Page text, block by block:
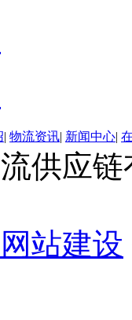
| 物流资讯| 新闻中心|
供应
站建设